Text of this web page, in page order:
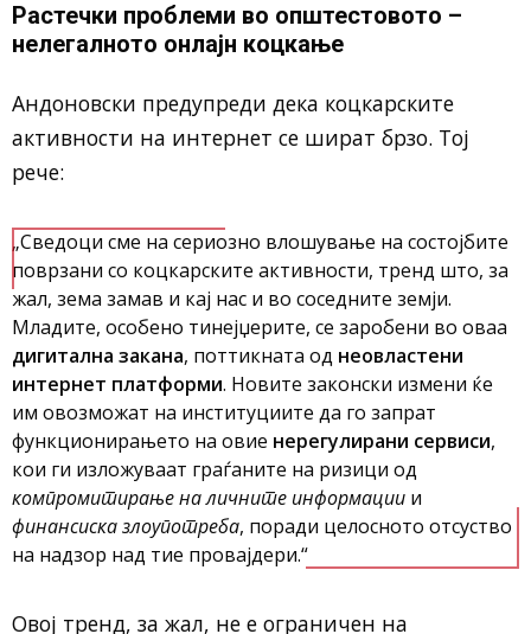
Растечки проблеми во општестовото –
нелегалното онлајн коцкање
Андоновски предупреди дека коцкарските
активности на интернет се шират брзо. Тој
рече:
„Сведоци сме на сериозно влошување на состојбите
поврзани со коцкарските активности, тренд што, за
жал, зема замав и кај нас и во соседните земји.
Младите, особено тинејџерите, се заробени во оваа
дигитална закана, поттикната од неовластени
интернет платформи. Новите законски измени ќе
им овозможат на институциите да го запрат
функционирањето на овие нерегулирани сервиси,
кои ги изложуваат граѓаните на ризици од
компромитирање на личните информации и
финансиска злоупотреба, поради целосното отсуство
на надзор над тие провајдери.“
Овој тренд, за жал, не е ограничен на